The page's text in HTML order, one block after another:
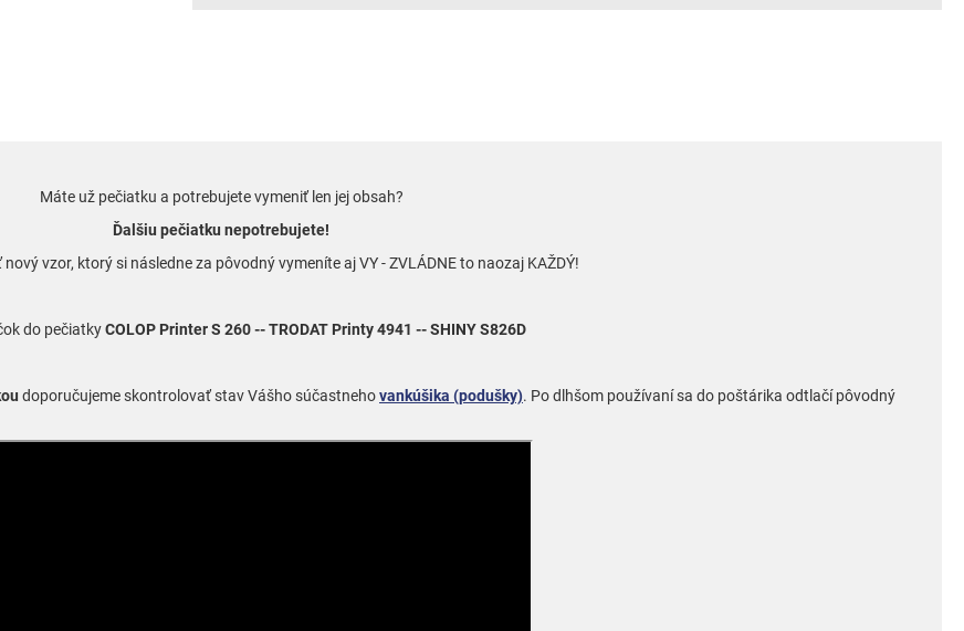
Máte už pečiatku a potrebujete vymeniť len jej obsah?
Ďalšiu pečiatku nepotrebujete!
vzor, ktorý si následne za pôvodný vymeníte aj VY - ZVLÁDNE to naozaj KAŽDÝ!
do pečiatkyCOLOP Printer S 260 -- TRODAT Printy 4941 -- SHINY S826D
doporučujeme skontrolovať stav Vášho súčastnehovankúšika (podušky). Po dlhšom používaní sa do poštárika odtlačí pôvodný